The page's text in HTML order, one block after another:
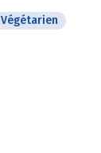
Végétarien